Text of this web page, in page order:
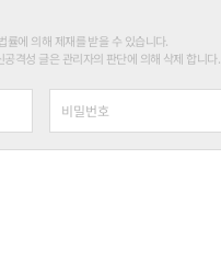
률에 의해 제재를 받을 수 있습니다.
격성 글은 관리자의 판단에 의해 삭제 합니다.